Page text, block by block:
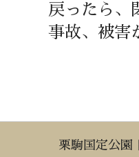
戻ったら、
事故、被害
栗駒国定公園